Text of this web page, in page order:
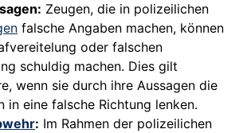
Zeugen, die in polizeilichen
falsche Angaben machen, können
oder falschen
schuldig machen. Dies gilt
wenn sie durch ihre Aussagen die
in eine falsche Richtung lenken.
: Im Rahmen der polizeilichen